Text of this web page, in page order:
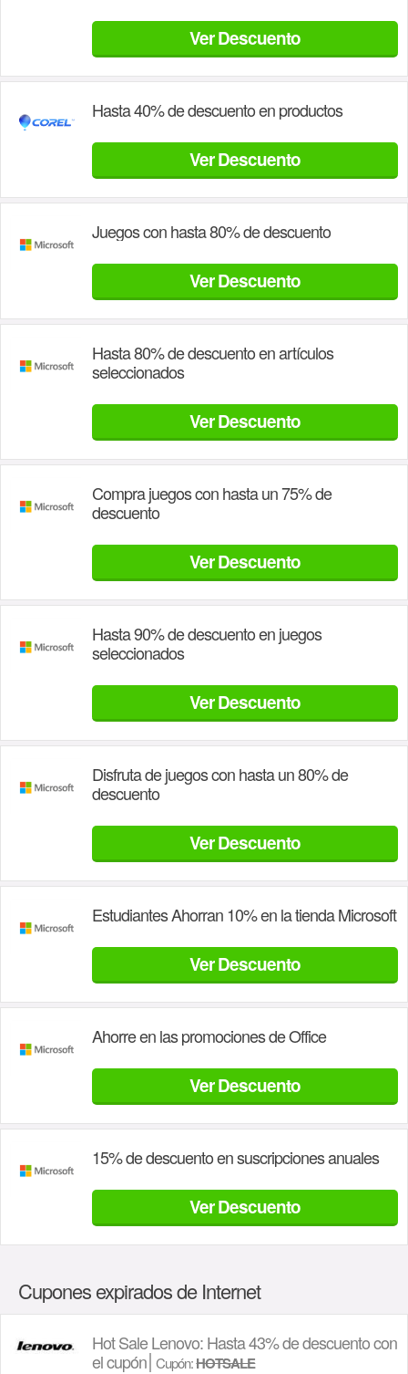
Ver Descuento
Hasta 40% de descuento en productos
Ver Descuento
Juegos con hasta 80% de descuento
Ver Descuento
Hasta 80% de descuento en artículos
seleccionados
Ver Descuento
Compra juegos con hasta un 75% de
descuento
Ver Descuento
Hasta 90% de descuento en juegos
seleccionados
Ver Descuento
Disfruta de juegos con hasta un 80% de
descuento
Ver Descuento
Estudiantes Ahorran 10% en la tienda Microsoft
Ver Descuento
Ahorre en las promociones de Office
Ver Descuento
15% de descuento en suscripciones anuales
Ver Descuento
Cupones expirados de Internet
Hot Sale Lenovo: Hasta 43% de descuento con
el cupón Cupón:HOTSALE